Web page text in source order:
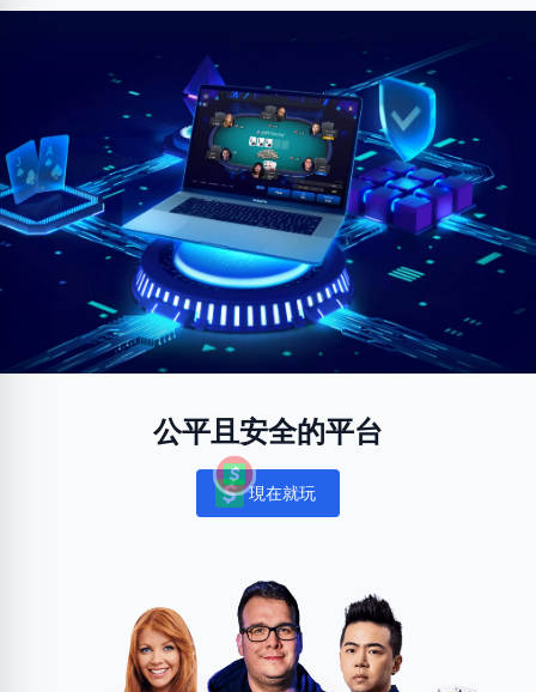
公平且安全的平台
Notifications
現在就玩